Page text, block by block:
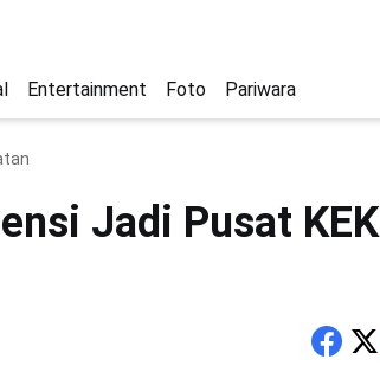
Entertainment Foto Pariwara
Jadi Pusat KEK